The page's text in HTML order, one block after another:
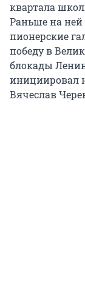
квартала
Раньше на
пионерские
победу в
блокады
инициировал
Вячеслав